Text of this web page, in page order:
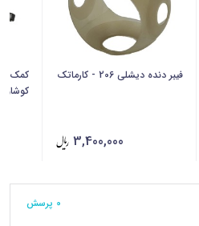
فیبر دنده دیشلی 206 - کارماتک
3,400,000
0 پرسش‌